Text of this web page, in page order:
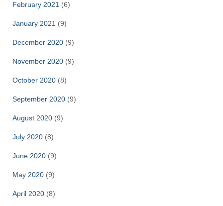
February 2021 (6)
January 2021 (9)
December 2020 (9)
November 2020 (9)
October 2020 (8)
September 2020 (9)
August 2020 (9)
July 2020 (8)
June 2020 (9)
May 2020 (9)
April 2020 (8)